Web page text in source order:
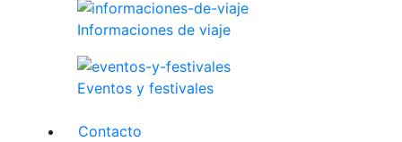
Informaciones de viaje
Eventos y festivales
Contacto